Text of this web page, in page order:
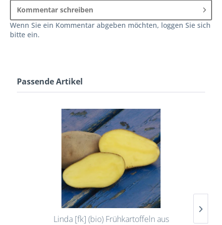
Kommentar schreiben
Wenn Sie ein Kommentar abgeben möchten, loggen Sie sich
bitte ein.
Passende Artikel
Linda [fk] (bio) Frühkartoffeln aus